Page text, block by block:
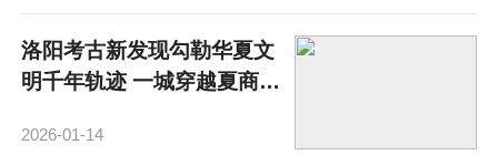
洛阳考古新发现勾勒华夏文
明千年轨迹 一城穿越夏商汉
2026-01-14